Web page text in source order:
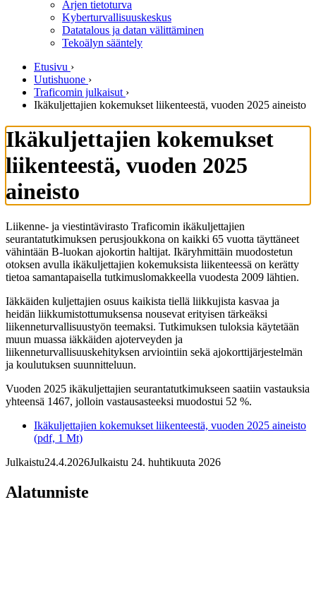
Arjen tietoturva
Kyberturvallisuuskeskus
Datatalous ja datan välittäminen
Tekoälyn sääntely
Etusivu ›
Uutishuone ›
Traficomin julkaisut ›
Ikäkuljettajien kokemukset liikenteestä, vuoden 2025 aineisto
Ikäkuljettajien kokemukset
liikenteestä, vuoden 2025
aineisto
Liikenne- ja viestintävirasto Traficomin ikäkuljettajien
seurantatutkimuksen perusjoukkona on kaikki 65 vuotta täyttäneet
vähintään B-luokan ajokortin haltijat. Ikäryhmittäin muodostetun
otoksen avulla ikäkuljettajien kokemuksista liikenteessä on kerätty
tietoa samantapaisella tutkimuslomakkeella vuodesta 2009 lähtien.
Iäkkäiden kuljettajien osuus kaikista tiellä liikkujista kasvaa ja
heidän liikkumistottumuksensa nousevat erityisen tärkeäksi
liikenneturvallisuustyön teemaksi. Tutkimuksen tuloksia käytetään
muun muassa iäkkäiden ajoterveyden ja
liikenneturvallisuuskehityksen arviointiin sekä ajokorttijärjestelmän
ja koulutuksen suunnitteluun.
Vuoden 2025 ikäkuljettajien seurantatutkimukseen saatiin vastauksia
yhteensä 1467, jolloin vastausasteeksi muodostui 52 %.
Ikäkuljettajien kokemukset liikenteestä, vuoden 2025 aineisto
(pdf, 1 Mt)
Julkaistu24.4.2026Julkaistu 24. huhtikuuta 2026
Alatunniste